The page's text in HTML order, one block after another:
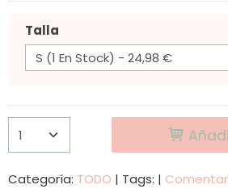
Talla
Categoría: TODO | Tags: |